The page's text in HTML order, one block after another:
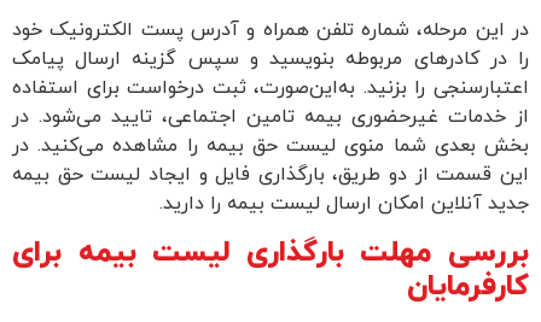
در این مرحله، شماره تلفن همراه و آدرس پست الکترونیک خود
را در کادرهای مربوطه بنویسید و سپس گزینه ارسال پیامک
اعتبار‌سنجی را بزنید. به‌این‌صورت، ثبت درخواست برای استفاده
از خدمات غیرحضوری بیمه تامین اجتماعی، تایید می‌شود. در
بخش بعدی شما منوی لیست حق بیمه را مشاهده می‌کنید. در
این قسمت از دو طریق، بارگذاری فایل و ایجاد لیست حق بیمه
جدید آنلاین امکان ارسال لیست بیمه را دارید.
بررسی مهلت بارگذاری لیست بیمه برای
کارفرمایان